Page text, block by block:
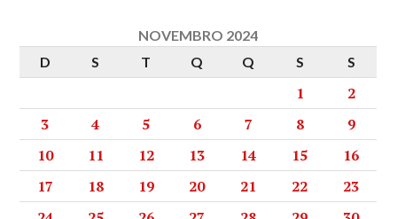
NOVEMBRO 2024
D
S T Q Q S S
1
2
3
4 5 6 7 8
9
10
11 12 13 14 15
16
17
18 19 20 21 22
23